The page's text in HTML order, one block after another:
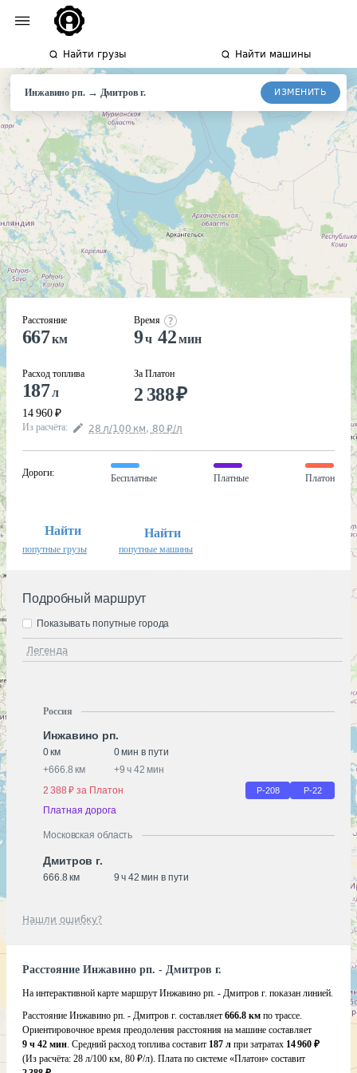
Найти грузы Найти машины
Инжавино рп.→ Дмитров г. ИЗМЕНИТЬ
Расстояние
667км
Расход топлива
187л
14 960 ₽
Время
9ч 42мин
За Платон
2 388₽
Из расчёта: 28 л/100 км, 80 ₽/л
Дороги:
Бесплатные Платные Платон
Найти
попутные грузы
Найти
попутные машины
Подробный маршрут
Легенда
Показывать попутные города
Россия
Инжавино рп.
0 км
0 мин в пути
+666.8 км +9 ч 42 мин
2 388 ₽ за Платон
Р-208 Р-22
Платная дорога
Московская область
Дмитров г.
666.8 км 9 ч 42 мин в пути
Нашли ошибку?
Расстояние Инжавино рп. - Дмитров г.
На интерактивной карте маршрут Инжавино рп. - Дмитров г. показан линией.
Расстояние Инжавино рп. - Дмитров г. составляет 666.8 км по трассе.
Ориентировочное время преодоления расстояния на машине составляет
9 ч 42 мин. Средний расход топлива составит 187 л при затратах 14 960 ₽
(Из расчёта: 28 л/100 км, 80 ₽/л). Плата по системе «Платон» составит